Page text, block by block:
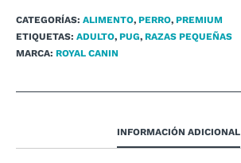
CATEGORÍAS: ALIMENTO, PERRO, PREMIUM
ETIQUETAS: ADULTO, PUG, RAZAS PEQUEÑAS
MARCA: ROYAL CANIN
INFORMACIÓN ADICIONAL